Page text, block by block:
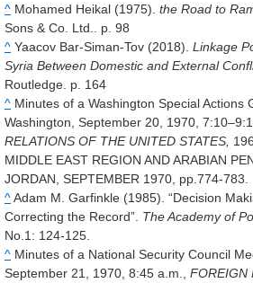
^ Mohamed Heikal (1975). the Road to
Sons & Co. Ltd.. p. 98
^ Yaacov Bar-Siman-Tov (2018). Linkage
Syria Between Domestic and External
Routledge. p. 164
^ Minutes of a Washington Special Actions
Washington, September 20, 1970,
RELATIONS OF THE UNITED STATES,
MIDDLE EAST REGION AND ARABIAN
JORDAN, SEPTEMBER 1970, pp.774-783.
^Adam M. Garfinkle (1985). “Decision
Correcting the Record”. The Academy of
No.1 : 124-125.
^ Minutes of a National Security Council
September 21, 1970, 8:45 a.m., FOREIGN